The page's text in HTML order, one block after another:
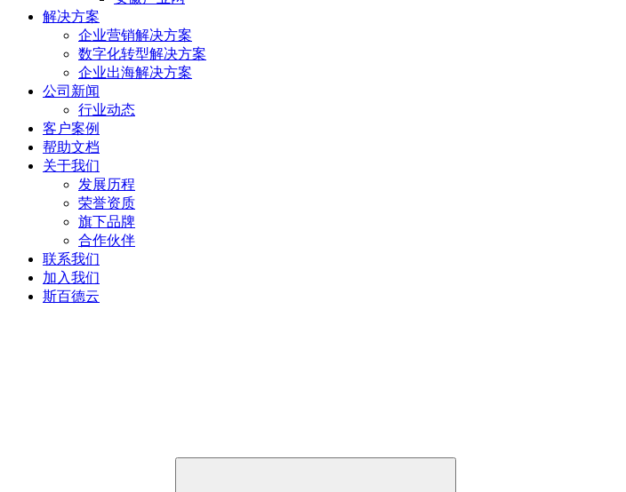
解决方案
企业营销解决方案
数字化转型解决方案
企业出海解决方案
公司新闻
行业动态
客户案例
帮助文档
关于我们
发展历程
荣誉资质
旗下品牌
合作伙伴
联系我们
加入我们
斯百德云